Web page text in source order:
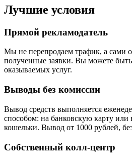
Лучшие условия
Прямой рекламодатель
Мы не перепродаем трафик, а сами
полученные заявки. Вы можете быть
оказываемых услуг.
Выводы без комиссии
Вывод средств выполняется
способом: на банковскую карту или
кошельки. Вывод от 1000 рублей,
Собственный колл-центр